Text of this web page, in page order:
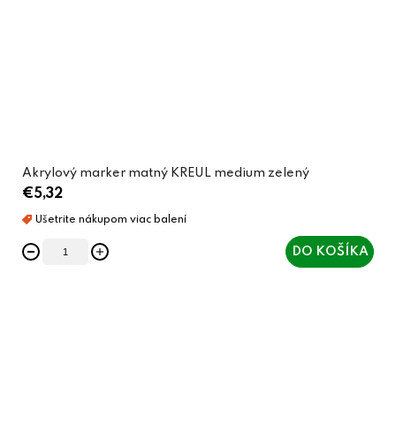
Akrylový marker matný KREUL medium zelený
€5,32
DO KOŠÍKA